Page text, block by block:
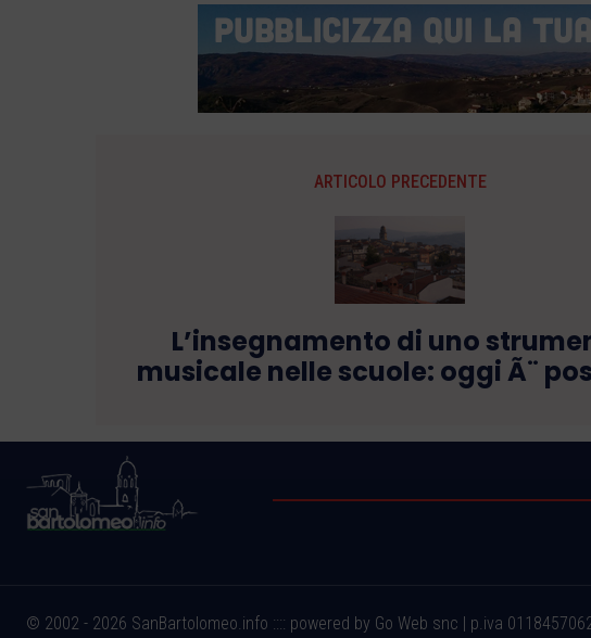
ARTICOLO PRECEDENTE
L’insegnamento di uno
musicale nelle scuole: oggi Ã¨
© 2002 - 2026 SanBartolomeo.info :::: powered by Go Web snc | p.iva